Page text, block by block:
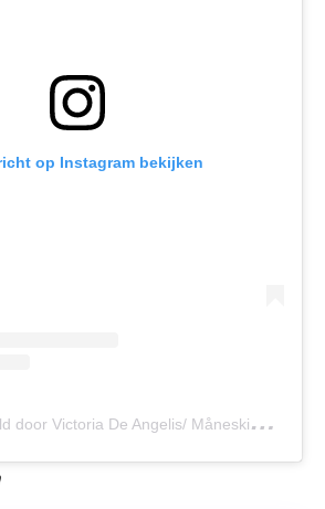
op Instagram bekijken
E
en bericht gedeeld door Victoria De Angelis/ Måneskin (@vicdeangelis)